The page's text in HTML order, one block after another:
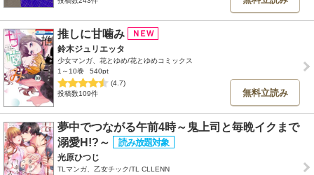
推しに甘噛み
鈴木ジュリエッタ
少女マンガ、花とゆめ/花とゆめコミックス
1～10巻
540pt
(4.7)
投稿数109件
無料立読み
夢中でつながる午前4時～鬼上司と毎晩イクまで
溺愛H!?～
光原ひつじ
TLマンガ、乙女チック/TL CLLENN